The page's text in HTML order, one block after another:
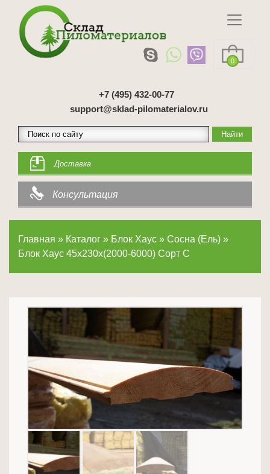
0
+7 (495) 432-00-77
support@sklad-pilomaterialov.ru
Доставка
Консультация
Главная » Каталог » Блок Хаус » Сосна (Ель) »
Блок Хаус 45х230х(2000-6000) Сорт С